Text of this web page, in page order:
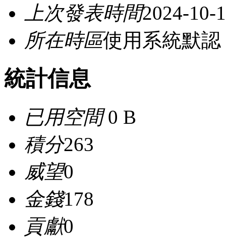
上次發表時間2024-10-
所在時區使用系統默認
統計信息
已用空間0 B
積分263
威望0
金錢178
貢獻0